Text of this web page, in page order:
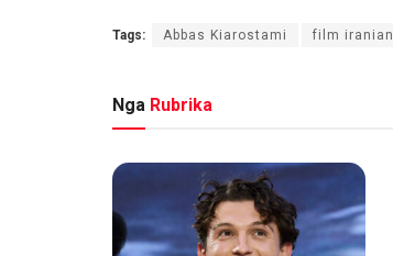
Tags: Abbas Kiarostami film iranian
Nga Rubrika